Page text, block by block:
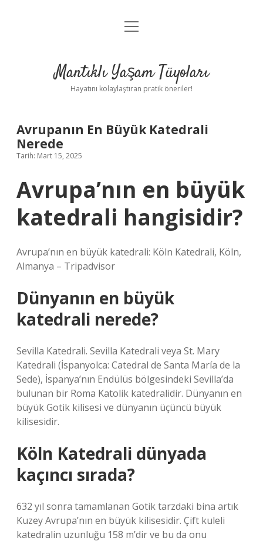
Anasayfa
Yasal Uyarı
menüyü
Mantıklı Yaşam Tüyoları
Hayatını kolaylaştıran pratik öneriler!
Avrupanın En Büyük Katedrali
Nerede
Tarih: Mart 15, 2025
Avrupa’nın en büyük
katedrali hangisidir?
Avrupa’nın en büyük katedrali: Köln Katedrali, Köln,
Almanya – Tripadvisor
Dünyanın en büyük
katedrali nerede?
Sevilla Katedrali. Sevilla Katedrali veya St. Mary
Katedrali (İspanyolca: Catedral de Santa María de la
Sede), İspanya’nın Endülüs bölgesindeki Sevilla’da
bulunan bir Roma Katolik katedralidir. Dünyanın en
büyük Gotik kilisesi ve dünyanın üçüncü büyük
kilisesidir.
Köln Katedrali dünyada
kaçıncı sırada?
632 yıl sonra tamamlanan Gotik tarzdaki bina artık
Kuzey Avrupa’nın en büyük kilisesidir. Çift kuleli
katedralin uzunluğu 158 m’dir ve bu da onu